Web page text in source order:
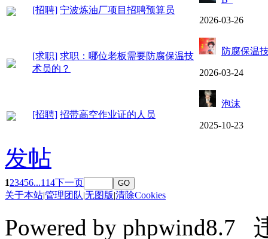
[招聘] 宁波炼油厂项目招聘预算员
2026-03-26
[求职] 求职：哪位老板需要防腐保温技
术员的？
防腐保温
2026-03-24
[招聘] 招带高空作业证的人员
泡沫
2025-10-23
发帖
123456...114下一页 GO
关于本站|管理团队|无图版|清除Cookies
Powered by phpwind8.7